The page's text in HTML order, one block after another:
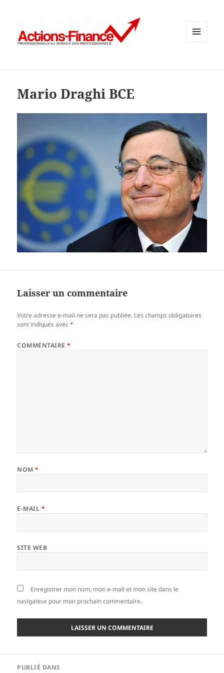
Mario Draghi BCE
Laisser un commentaire
Votre adresse e-mail ne sera pas publiée. Les champs obligatoires
sont indiqués avec*
COMMENTAIRE*
NOM*
E-MAIL *
SITE WEB
Enregistrer mon nom, mon e-mail et mon site dans le
navigateur pour mon prochain commentaire.
PUBLIÉ DANS